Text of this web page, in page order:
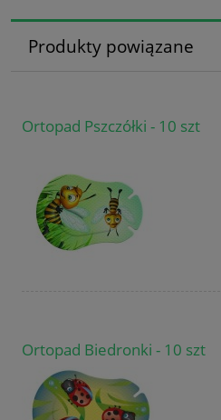
Produkty powiązane
Ortopad Pszczółki - 10 szt
Ortopad Biedronki - 10 szt